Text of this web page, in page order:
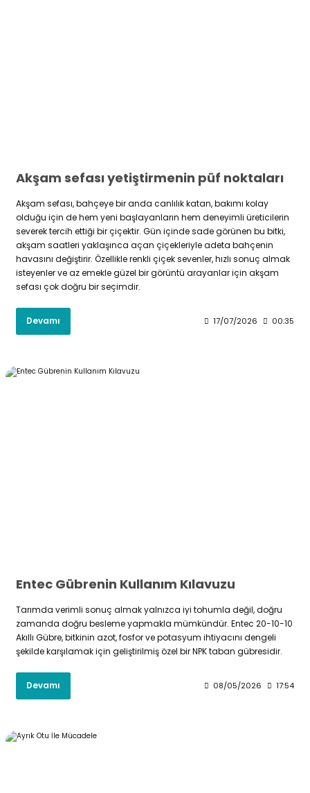
Akşam sefası yetiştirmenin püf noktaları
Akşam sefası, bahçeye bir anda canlılık katan, bakımı kolay
olduğu için de hem yeni başlayanların hem deneyimli üreticilerin
severek tercih ettiği bir çiçektir. Gün içinde sade görünen bu bitki,
akşam saatleri yaklaşınca açan çiçekleriyle adeta bahçenin
havasını değiştirir. Özellikle renkli çiçek sevenler, hızlı sonuç almak
isteyenler ve az emekle güzel bir görüntü arayanlar için akşam
sefası çok doğru bir seçimdir.
Devamı 17/07/2026 00:35
Entec Gübrenin Kullanım Kılavuzu
Tarımda verimli sonuç almak yalnızca iyi tohumla değil, doğru
zamanda doğru besleme yapmakla mümkündür. Entec 20-10-10
Akıllı Gübre, bitkinin azot, fosfor ve potasyum ihtiyacını dengeli
şekilde karşılamak için geliştirilmiş özel bir NPK taban gübresidir.
Devamı 08/05/2026 17:54